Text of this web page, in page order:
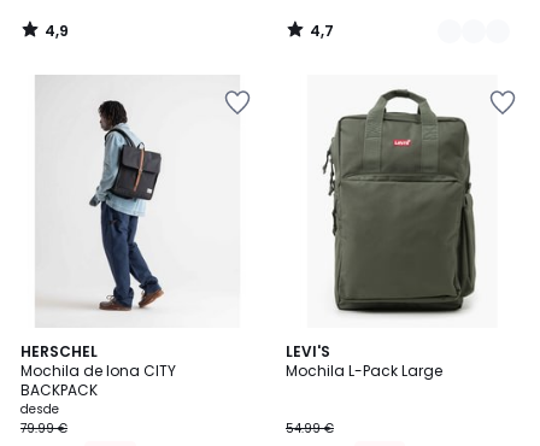
4,9
/
4,7
/
HERSCHEL
Mochila de lona CITY
BACKPACK
desde
79.99 €
4,5
/ 5
2
Colores
LEVI'S
Mochila L-Pack Large
54.99 €
4,9
/ 5
2
Colores